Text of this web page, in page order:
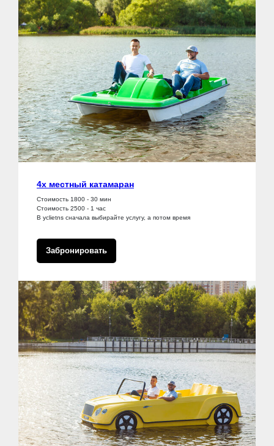
4х местный катамаран
Стоимость 1800 - 30 мин
Стоимость 2500 - 1 час
В yclietns сначала выбирайте услугу, а потом время
Забронировать